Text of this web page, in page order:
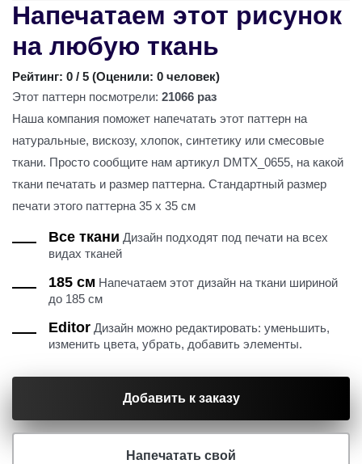
Напечатаем этот рисунок
на любую ткань
Рейтинг: 0 / 5 (Оценили: 0 человек)
Этот паттерн посмотрели: 21066 раз
Наша компания поможет напечатать этот паттерн на
натуральные, вискозу, хлопок, синтетику или смесовые
ткани. Просто сообщите нам артикул DMTX_0655, на какой
ткани печатать и размер паттерна. Стандартный размер
печати этого паттерна 35 х 35 см
Все ткани Дизайн подходят под печати на всех
видах тканей
185 см Напечатаем этот дизайн на ткани шириной
до 185 см
Editor Дизайн можно редактировать: уменьшить,
изменить цвета, убрать, добавить элементы.
Добавить к заказу
Напечатать свой